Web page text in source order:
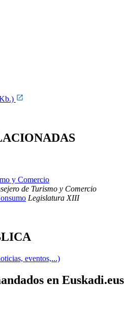
y Comercio
de Turismo y Comercio
Legislatura XIII
eventos,...)
en Euskadi.eus